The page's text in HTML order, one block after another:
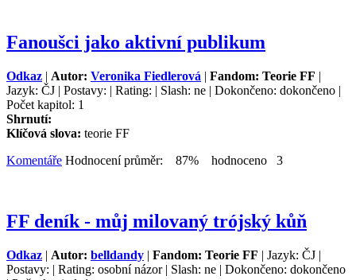
Fanoušci jako aktivní publikum
Odkaz | Autor: Veronika Fiedlerová | Fandom: Teorie FF |
Jazyk: ČJ | Postavy: | Rating: | Slash: ne | Dokončeno: dokončeno |
Počet kapitol: 1
Shrnutí:
Klíčová slova: teorie FF
Komentáře Hodnocení průměr: 87% hodnoceno 3
FF deník - můj milovaný trójský kůň
Odkaz | Autor: belldandy | Fandom: Teorie FF | Jazyk: ČJ |
Postavy: | Rating: osobní názor | Slash: ne | Dokončeno: dokončeno